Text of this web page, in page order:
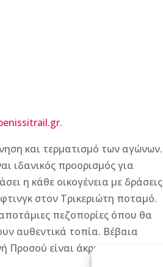
και τερματισμό των αγώνων.
ιδανικός προορισμός για
η κάθε οικογένεια με δράσεις
στον Τρικεριώτη ποταμό.
πεζοπορίες όπου θα
αυθεντικά τοπία. Βέβαια
Προσού είναι άκρως